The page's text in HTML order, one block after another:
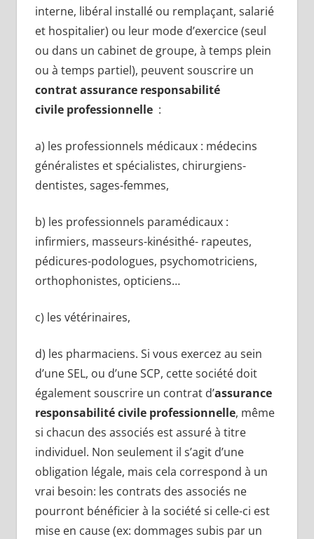
interne, libéral installé ou remplaçant, salarié
et hospitalier) ou leur mode d’exercice (seul
ou dans un cabinet de groupe, à temps plein
ou à temps partiel), peuvent souscrire un
contrat assurance responsabilité
civile professionnelle:
a) les professionnels médicaux : médecins
généralistes et spécialistes, chirurgiens-
dentistes, sages-femmes,
b) les professionnels paramédicaux :
infirmiers, masseurs-kinésithé- rapeutes,
pédicures-podologues, psychomotriciens,
orthophonistes, opticiens…
c) les vétérinaires,
d) les pharmaciens. Si vous exercez au sein
d’une SEL, ou d’une SCP, cette société doit
également souscrire un contrat d’assurance
responsabilité civile professionnelle, même
si chacun des associés est assuré à titre
individuel. Non seulement il s’agit d’une
obligation légale, mais cela correspond à un
vrai besoin: les contrats des associés ne
pourront bénéficier à la société si celle-ci est
mise en cause (ex: dommages subis par un